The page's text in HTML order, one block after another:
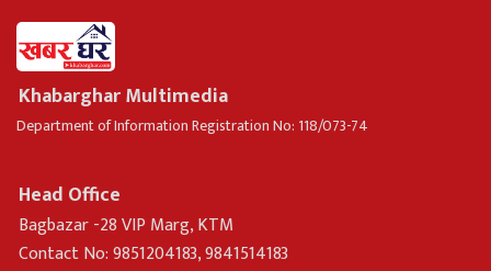
Khabarghar Multimedia
Department of Information Registration No: 118/073-74
Head Office
Bagbazar -28 VIP Marg, KTM
Contact No: 9851204183, 9841514183